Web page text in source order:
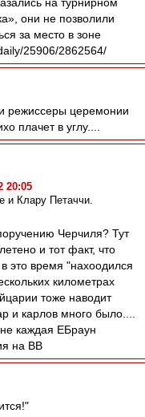
они не позволили
за место в зоне
25906/2862564/
режиссеры церемонии
плачет в углу....
20:05
и Клару Петаччи.
Черчиля? Тут
и тот факт, что
это время "нахоодился
километрах
тоже наводит
и карлов много было....
каждая ЕБраун
на ВВ